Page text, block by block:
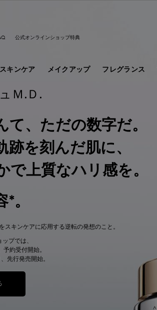
公式オンラインショップ特典
スキンケア メイクアップ フレグランス
Ｍ.Ｄ.
て、ただの数字だ。
跡を刻んだ肌に、
で上質なハリ感を。
*。
スキンケアに応用する逆転の発想のこと。
プでは、
約受付開始。
先行発売開始。